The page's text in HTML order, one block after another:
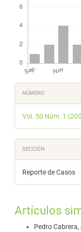
Detalles
del
artículo
NÚMERO
Vol. 50 Núm. 1
SECCIÓN
Reporte de Casos
Artículos
Pedro